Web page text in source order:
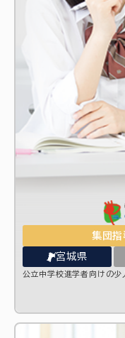
集団指
宮城県
公立中学校進学者向けの少